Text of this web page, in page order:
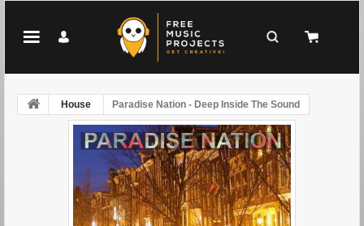
House Paradise Nation - Deep Inside The Sound